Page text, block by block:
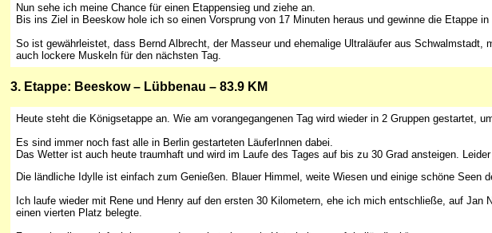
Nun sehe ich meine Chance für einen Etappensieg und ziehe an.
Bis ins Ziel in Beeskow hole ich so einen Vorsprung von 17 Minuten heraus und gewinne die Etappe in
So ist gewährleistet, dass Bernd Albrecht, der Masseur und ehemalige Ultraläufer aus
auch lockere Muskeln für den nächsten Tag.
3. Etappe: Beeskow – Lübbenau – 83.9 KM
Heute steht die Königsetappe an. Wie am vorangegangenen Tag wird wieder in 2 Gruppen gestartet,
Es sind immer noch fast alle in Berlin gestarteten LäuferInnen dabei.
Das Wetter ist auch heute traumhaft und wird im Laufe des Tages auf bis zu 30 Grad ansteigen.
Die ländliche Idylle ist einfach zum Genießen. Blauer Himmel, weite Wiesen und einige schöne Seen
Ich laufe wieder mit Rene und Henry auf den ersten 30 Kilometern, ehe ich mich entschließe, auf
einen vierten Platz belegte.